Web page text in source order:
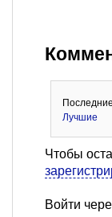
Последние
Лучшие
Чтобы
Войти